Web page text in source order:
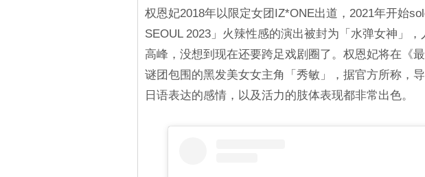
权恩妃2018年以限定女团IZ*ONE出道，2021年开始
SEOUL 2023」火辣性感的演出被封为「水弹女神」
高峰，没想到现在还要跨足戏剧圈了。权恩妃将在《
谜团包围的黑发美女女主角「秀敏」，据官方所称，
日语表达的感情，以及活力的肢体表现都非常出色。